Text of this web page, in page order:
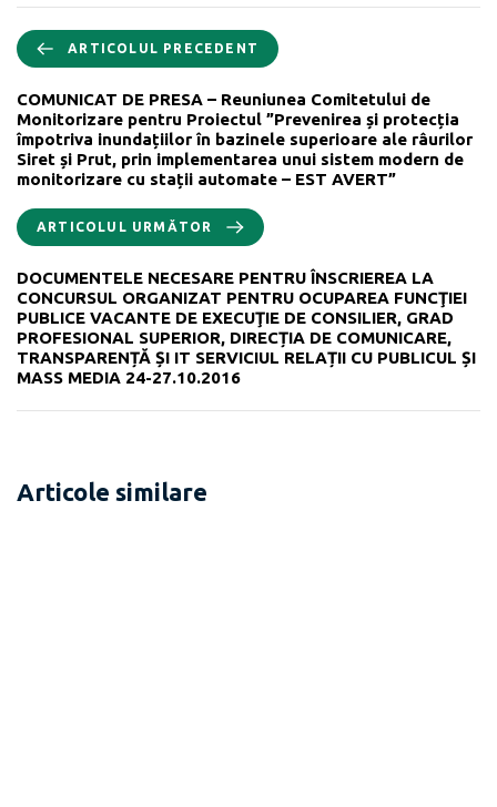
ARTICOLUL PRECEDENT
COMUNICAT DE PRESA – Reuniunea Comitetului de
Monitorizare pentru Proiectul ”Prevenirea și protecția
împotriva inundațiilor în bazinele superioare ale râurilor
Siret și Prut, prin implementarea unui sistem modern de
monitorizare cu stații automate – EST AVERT”
ARTICOLUL URMĂTOR
DOCUMENTELE NECESARE PENTRU ÎNSCRIEREA LA
CONCURSUL ORGANIZAT PENTRU OCUPAREA FUNCŢIEI
PUBLICE VACANTE DE EXECUŢIE DE CONSILIER, GRAD
PROFESIONAL SUPERIOR, DIRECȚIA DE COMUNICARE,
TRANSPARENȚĂ ȘI IT SERVICIUL RELAȚII CU PUBLICUL ȘI
MASS MEDIA 24-27.10.2016
Articole similare